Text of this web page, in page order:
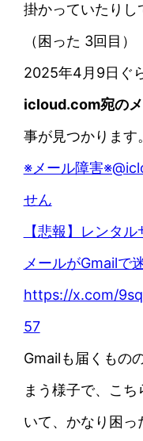
掛かっていたりし
（困った 3回目）
2025年4月9日ぐ
icloud.com宛の
事が見つかります。
※メール障害
せん
【悲報】レンタ
メールがGmailで
https://x.com/
57
Gmailも届くもの
まう様子で、こ
いて、かなり困っ